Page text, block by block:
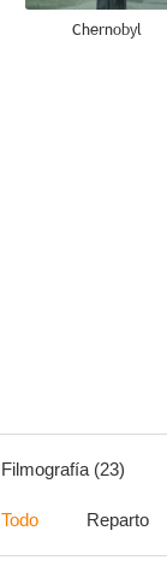
Chernobyl
Filmografía (23)
Todo Reparto